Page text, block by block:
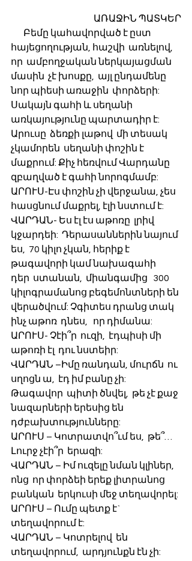
                                              ԱՌԱՋԻՆ ՊԱՏԿԵՐ
հայեցողության, հաշվի  առնելով,
որ  ամբողջական ներկայացման
մասին  չէ խոսքը,  այլ ընդամենը
նոր պիեսի առաջին  փորձերի:
Սակայն գահի և սեղանի
առկայությունը պարտադիր է:
Արուսը  ձեռքի լաթով  մի տեսակ
չկամորեն  սեղանի փոշին է
մաքրում: Քիչ հեռվում Վարդանը
զբաղված է գահի նորոգմամբ:
ԱՐՈՒՍ-Էս փոշին չի վերջանա, չես
հասցնում մաքրել, էլի նստում է:
ՎԱՐԴԱՆ- Ես էլ էս աթոռը  լրիվ
կջարդեի:  Դերասաններին նայում
ես,  70 կիլո չկան, հերիք է
թագավորի կամ նախագահի
դեր  ստանան,  միանգամից   300
կիլոգրամանոց բեգեմոնտների են
վերածվում: Չգիտես դրանց տակ
ինչ աթոռ  դնես,   որ դիմանա:
ԱՐՈՒՍ- Չէի՞ր  ուզի,  էդպիսի մի
աթոռի էլ  դու նստեիր:
ՎԱՐԴԱՆ –Իմը ռանդան, մուրճն  ու
սղոցն ա,  էդ իմ բանը չի:
Թագավոր  պիտի ծնվել,  թե չէ քաջ
նազարների երեսից են
դժբախտությունները:
ԱՐՈՒՍ – Կոտրատվո՞ւմ ես,  թե՞…
Լուրջ չէի՞ր  երազի:
ՎԱՐԴԱՆ – Իմ ուզելը նման կլիներ,
ոնց  որ փորձեի երեք լիտրանոց
բանկան  երկուսի մեջ տեղավորել:
ԱՐՈՒՍ – Ումը պետք է`
տեղավորում է:
ՎԱՐԴԱՆ – Կոտրելով  են
տեղավորում,  արդյունքն էն չի: